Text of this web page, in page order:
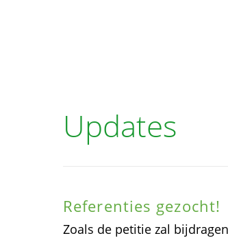
Updates
Referenties gezocht!
Zoals de petitie zal